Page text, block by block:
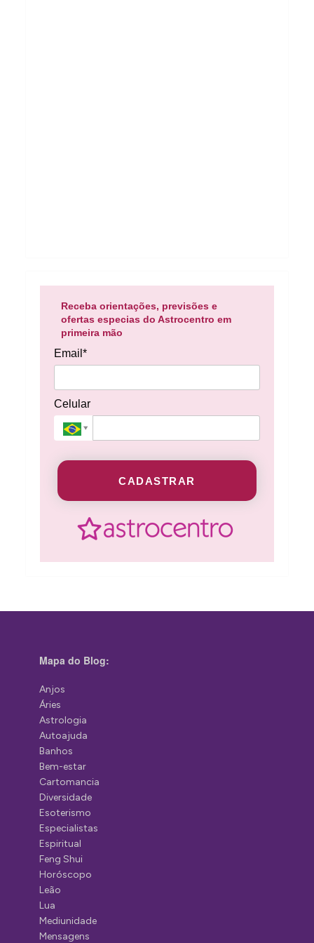
Receba orientações, previsões e
ofertas especias do Astrocentro em
primeira mão
Email*
Celular
CADASTRAR
Mapa do Blog:
Anjos
Áries
Astrologia
Autoajuda
Banhos
Bem-estar
Cartomancia
Diversidade
Esoterismo
Especialistas
Espiritual
Feng Shui
Horóscopo
Leão
Lua
Mediunidade
Mensagens